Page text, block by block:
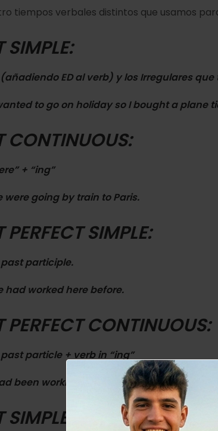
tiempos verbales distintos que usamos
SIMPLE:
ED al verb) y los Irregulares
to go on holiday so Iboughta plane
CONTINUOUS:
+ “ing”
were goingby train to Paris.
PERFECT SIMPLE:
past participle.
had workedhere before.
PERFECT CONTINUOUS:
past particle + verb in “ing”
been working in London
SIMPLE: